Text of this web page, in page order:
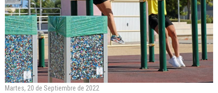
Martes, 20 de Septiembre de 2022